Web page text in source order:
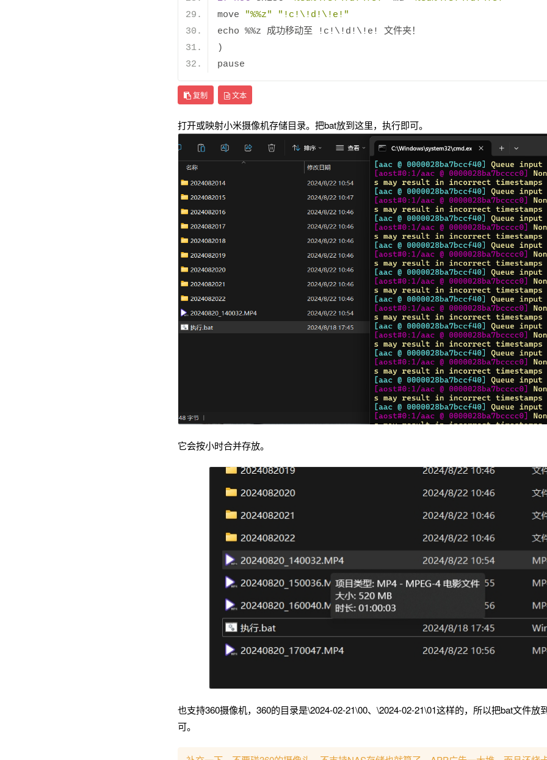
move "%%z"
"!c!\!d!\!e!"
echo %%z 成功移动至 ! c ! \!d ! \!e !
文件夹！
)
pause
复制 文本
打开或映射小米摄像机存储目录。把bat放到这里，执行即可。
它会按小时合并存放。
也支持360摄像机，360的目录是\2024-02-21\00、\2024-02-21\01这样的，所以把bat文件放
可。